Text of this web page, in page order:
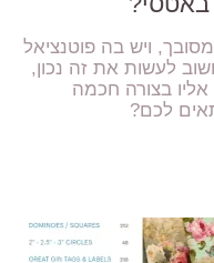
ויש בה פוטנציאל
לעשות את זה נכון,
בצורה חכמה
לכם?